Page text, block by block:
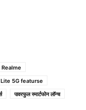
Realme
5G featurse
पावरफुल स्मार्टफोन लॉन्च